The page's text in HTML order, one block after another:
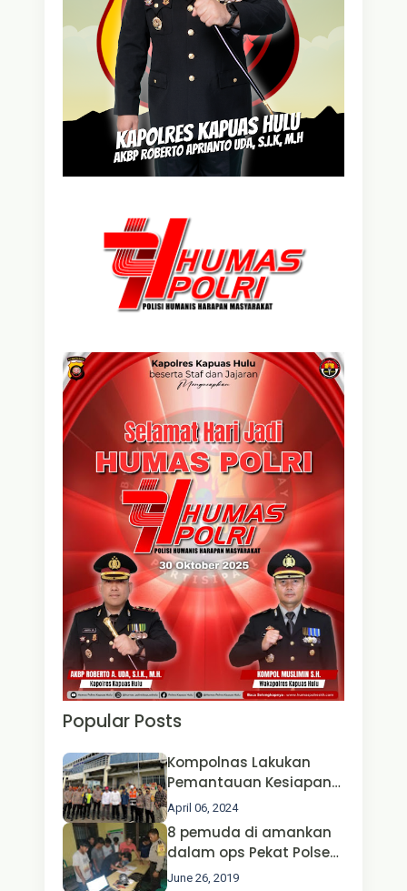
Popular Posts
Kompolnas Lakukan
Pemantauan Kesiapan
Operasi Ketupat 2024 di
Polda Jatim Bersama
Kapolri dan Menteri
Perhubungan
April 06, 2024
8 pemuda di amankan
dalam ops Pekat Polsek
Jongkong
June 26, 2019